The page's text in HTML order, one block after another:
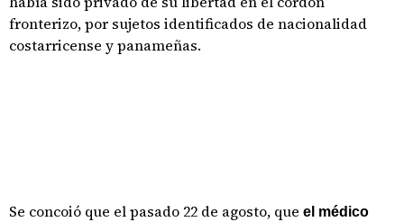
fronterizo, por sujetos identificados de nacionalidad
costarricense y panameñas.
Se concoió que el pasado 22 de agosto, que el médico